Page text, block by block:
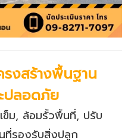
งสร้างพื้นฐาน
ปลอดภัย
ข็ม, ล้อมรั้วพื้นที่, ปรับ
ที่รองรับสิ่งปลูก